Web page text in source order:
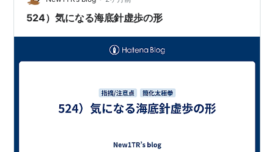
524）気になる海底針虚歩の形